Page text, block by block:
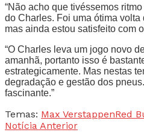
“Não acho que tivéssemos
do Charles. Foi uma ótima
mas ainda estou satisfeito com
“O Charles leva um jogo novo
amanhã, portanto isso é
estrategicamente. Mas nestas
degradação e gestão dos
fascinante.”
Temas: Max VerstappenRed
Notícia Anterior